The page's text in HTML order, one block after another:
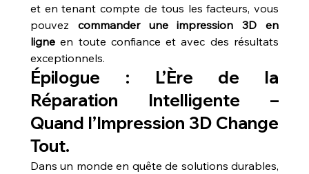
et en tenant compte de tous les facteurs, vous
pouvez commander une impression 3D en
ligne en toute confiance et avec des résultats
exceptionnels.
Épilogue : L’Ère de la
Réparation Intelligente –
Quand l’Impression 3D Change
Tout.
Dans un monde en quête de solutions durables,